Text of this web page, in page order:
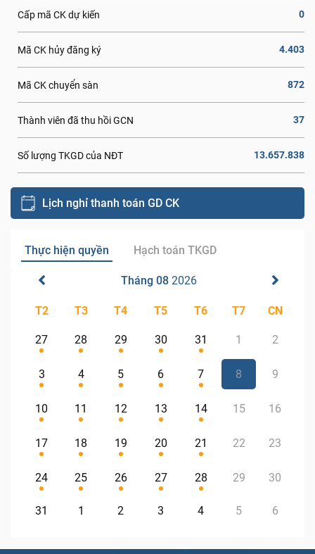
Cấp mã CK dự kiến 0
Mã CK hủy đăng ký 4.403
Mã CK chuyển sàn 872
Thành viên đã thu hồi GCN 37
Số lượng TKGD của NĐT 13.657.838
Lịch nghỉ thanh toán GD CK
Thực hiện quyền Hạch toán TKGD
Tháng 08 2026
T2 T3 T4 T5 T6 T7 CN
27 28 29 30 31 1 2
3 4 5 6 7 8 9
10 11 12 13 14 15 16
17 18 19 20 21 22 23
24 25 26 27 28 29 30
31 1 2 3 4 5 6